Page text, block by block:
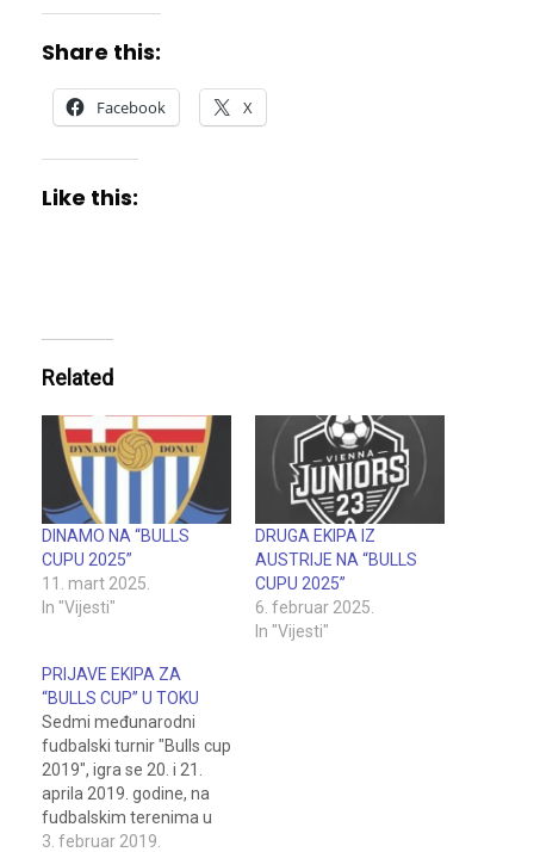
Share this:
Facebook X
Like this:
Related
DINAMO NA “BULLS
CUPU 2025”
11. mart 2025.
In "Vijesti"
DRUGA EKIPA IZ
AUSTRIJE NA “BULLS
CUPU 2025”
6. februar 2025.
In "Vijesti"
PRIJAVE EKIPA ZA
“BULLS CUP” U TOKU
Sedmi međunarodni
fudbalski turnir "Bulls cup
2019", igra se 20. i 21.
aprila 2019. godine, na
fudbalskim terenima u
Pelagićevu i Krepšiću, u
3. februar 2019.